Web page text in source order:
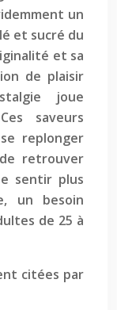
un
et sucré du
et sa
de plaisir
joue
saveurs
replonger
retrouver
sentir plus
un besoin
de 25 à
citées par